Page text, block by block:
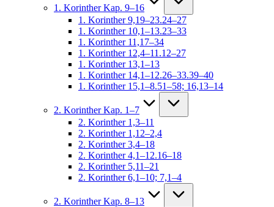
1. Korinther Kap. 9–16
1. Korinther 9,19–23.24–27
1. Korinther 10,1–13.23–33
1. Korinther 11,17–34
1. Korinther 12,4–11.12–27
1. Korinther 13,1–13
1. Korinther 14,1–12.26–33.39–40
1. Korinther 15,1–8.51–58; 16,13–14
2. Korinther Kap. 1–7
2. Korinther 1,3–11
2. Korinther 1,12–2,4
2. Korinther 3,4–18
2. Korinther 4,1–12.16–18
2. Korinther 5,11–21
2. Korinther 6,1–10; 7,1–4
2. Korinther Kap. 8–13